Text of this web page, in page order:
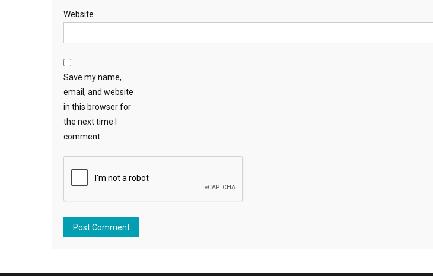
Website
Save my name,
email, and website
in this browser for
the next time I
comment.